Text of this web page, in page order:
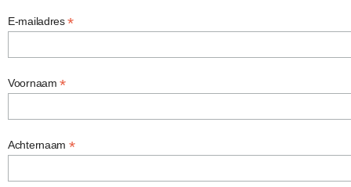
E-mailadres*
Voornaam*
Achternaam *